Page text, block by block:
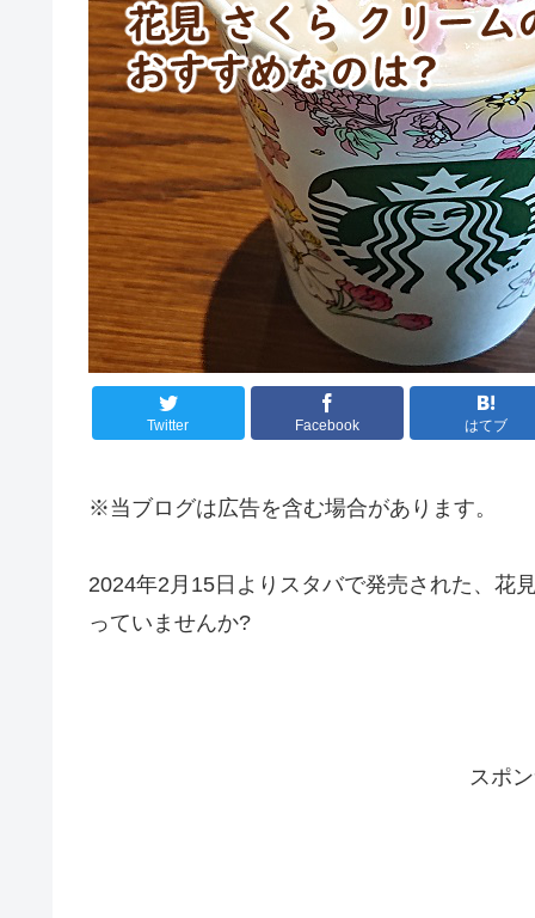
Twitter Facebook はてブ
※当ブログは広告を含む場合があります。
2024年2月15日よりスタバで発売された、花
っていませんか?
スポ